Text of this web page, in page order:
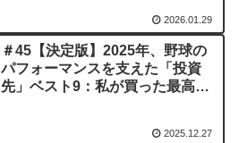
2026.01.29
＃45【決定版】2025年、野球の
パフォーマンスを支えた「投資
先」ベスト9：私が買った最高効
2025.12.27